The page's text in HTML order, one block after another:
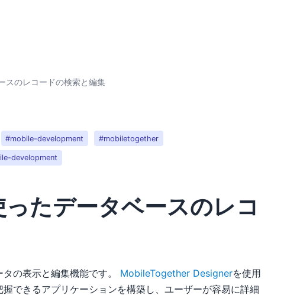
スのレコードの検索と編集
#mobile-development #mobiletogether
development
たデータベースのレコ
の表示と編集機能です。 MobileTogether Designerを使用
できるアプリケーションを構築し、ユーザーが容易に詳細